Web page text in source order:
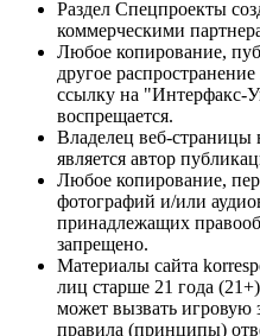
Раздел Спецпроекты
коммерческими
Любое копирование,
другое
ссылку на "Интерфакс-
воспрещается.
Владелец веб-страницы
является автор
Любое копирование,
фотографий и/или
принадлежащих
запрещено.
Материалы сайта
лиц старше 21 года
может вызвать игровую
правила (принципы)